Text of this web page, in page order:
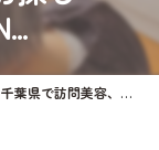
容、出張美容をお探しですか❓満足度N...